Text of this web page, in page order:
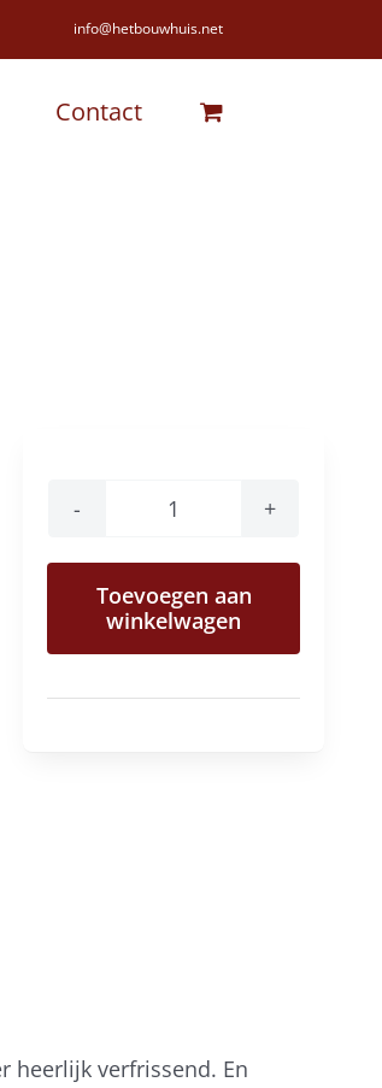
info@hetbouwhuis.net
Contact
Iessel
biologische
perencider
aantal
Toevoegen aan
winkelwagen
heerlijk verfrissend. En